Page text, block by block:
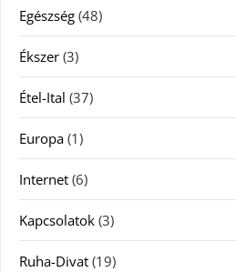
Egészség (48)
Ékszer (3)
Étel-Ital (37)
Europa (1)
Internet (6)
Kapcsolatok (3)
Ruha-Divat (19)